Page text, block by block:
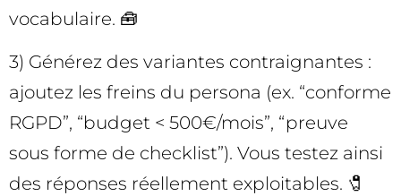
vocabulaire. 🧰
3) Générez des variantes contraignantes :
ajoutez les freins du persona (ex. “conforme
RGPD”, “budget < 500€/mois”, “preuve
sous forme de checklist”). Vous testez ainsi
des réponses réellement exploitables. 🧷